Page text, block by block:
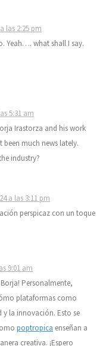
las 2:25 pm
Yeah…. what shall I say.
5:31 am
Irastorza and his work
been much news lately.
industry?
a las 3:11 pm
perspicaz con un toque
9:01 am
Personalmente,
plataformas como
y la innovación. Esto se
poptropica enseñan a
creativa. ¡Espero